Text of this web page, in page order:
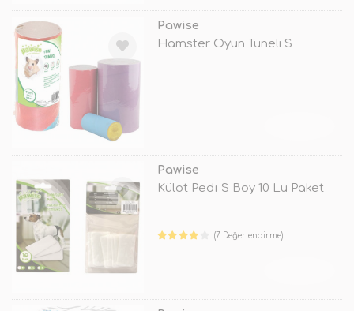
Pawise
Hamster Oyun Tüneli S
Pawise
Külot Pedı S Boy 10 Lu Paket
(7 Değerlendirme)